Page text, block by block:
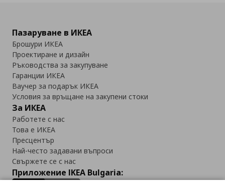
Пазаруване в ИКЕА
Брошури ИКЕА
Проектиране и дизайн
Ръководства за закупуване
Гаранции ИКЕА
Ваучер за подарък ИКЕА
Условия за връщане на закупени стоки
За ИКЕА
Работете с нас
Това е ИКЕА
Пресцентър
Най-често задавани въпроси
Свържете се с нас
Приложение IKEA Bulgaria: